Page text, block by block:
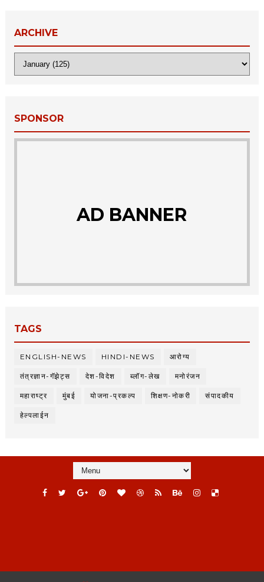
ARCHIVE
SPONSOR
AD BANNER
TAGS
ENGLISH-NEWS HINDI-NEWS आरोग्य
तंत्रज्ञान-गॅझेट्स देश-विदेश ब्लॉग-लेख मनोरंजन
महाराष्ट्र मुंबई योजना-प्रकल्प शिक्षण-नोकरी संपादकीय
हेल्पलाईन